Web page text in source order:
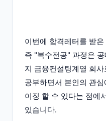
이번에 합격레터를 받
즉 "복수전공" 과정은
지 금융컨설팅계열 회
공부하면서 본인의 관
이징 할 수 있다는 점에
있습니다.